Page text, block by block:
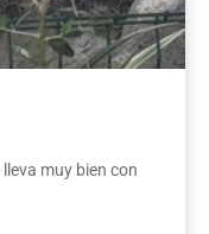
muy bien con